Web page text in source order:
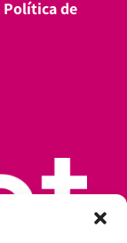
Política de